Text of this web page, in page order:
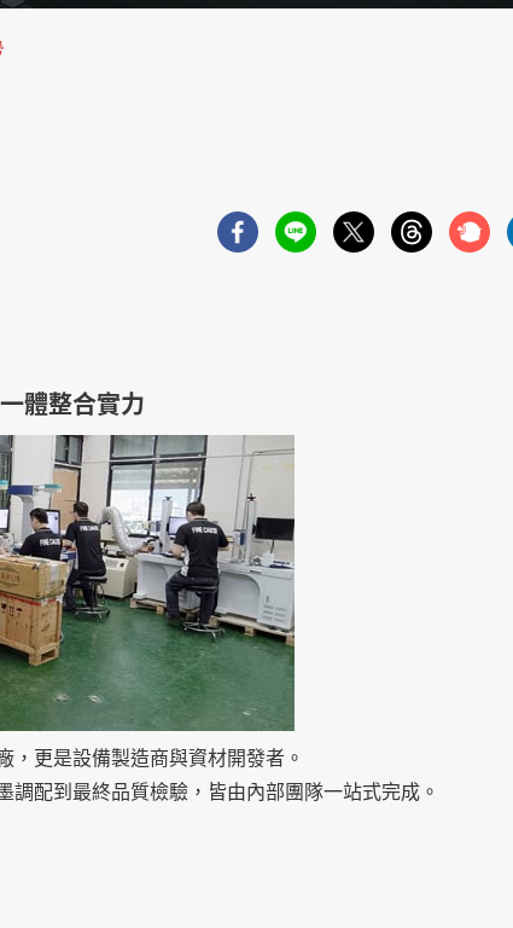
體整合實力
，更是設備製造商與資材開發者。
配到最終品質檢驗，皆由內部團隊一站式完成。